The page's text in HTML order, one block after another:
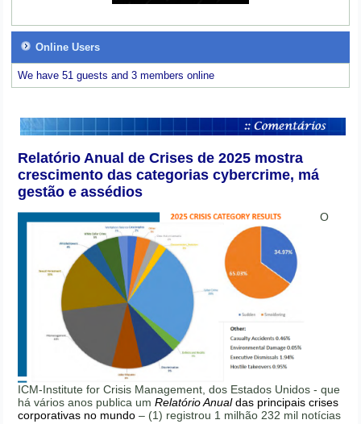
Online Users
We have 51 guests and 3 members online
Relatório Anual de Crises de 2025 mostra
crescimento das categorias cybercrime, má
gestão e assédios
O
ICM-Institute for Crisis Management, dos Estados Unidos - que
há vários anos publica umRelatório Anualdas principais crises
corporativas no mundo – (1) registrou 1 milhão 232 mil notícias